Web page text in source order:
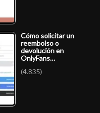
Cómo solicitar un
reembolso o
devolución en
OnlyFans…
(4.835)